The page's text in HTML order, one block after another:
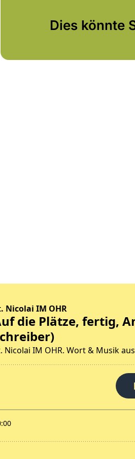
Dies könnte